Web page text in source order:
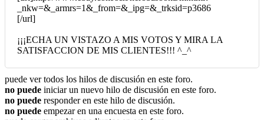
_nkw=&_armrs=1&_from=&_ipg=&_trksid=p3686
[/url]
¡¡¡ECHA UN VISTAZO A MIS VOTOS Y MIRA LA
SATISFACCION DE MIS CLIENTES!!! ^_^
puede ver todos los hilos de discusión en este foro.
no puede iniciar un nuevo hilo de discusión en este foro.
no puede responder en este hilo de discusión.
no puede empezar en una encuesta en este foro.